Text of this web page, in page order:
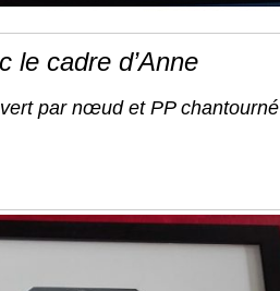
le cadre d’Anne
par nœud et PP chantourné